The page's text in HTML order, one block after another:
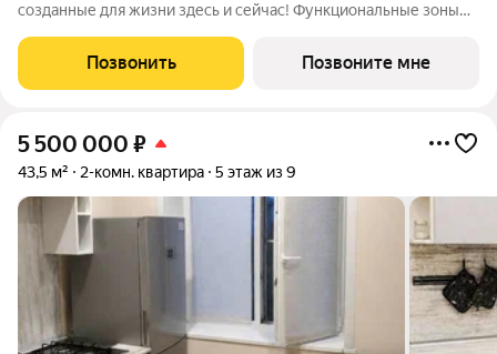
созданные для жизни здесь и сейчас! Функциональные зоны
кладовые и даже постирочные. На выбор разные виды
отделки: решайте, проявить
Позвонить Позвоните мне
5 500 000 ₽
43,5 м² 2-комн. квартира 5 этаж из 9